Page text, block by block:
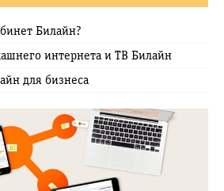
Билайн?
интернета и ТВ Билайн
для бизнеса